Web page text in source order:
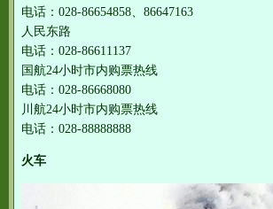
电话：028-86654858、86647163
人民东路
电话：028-86611137
国航24小时市内购票热线
电话：028-86668080
川航24小时市内购票热线
电话：028-88888888
火车